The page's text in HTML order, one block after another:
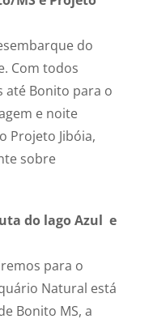
do
Com todos
até Bonito para o
e noite
Projeto Jibóia,
sobre
do lago Azul e
para o
Natural está
Bonito MS, a